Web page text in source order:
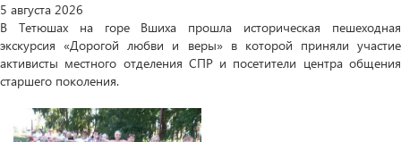
5 августа 2026
В Тетюшах на горе Вшиха прошла историческая пешеходная
экскурсия «Дорогой любви и веры» в которой приняли участие
активисты местного отделения СПР и посетители центра общения
старшего поколения.